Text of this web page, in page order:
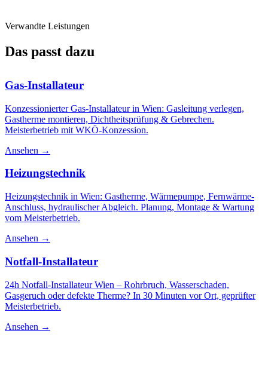
Verwandte Leistungen
Das passt dazu
Gas-Installateur
Konzessionierter Gas-Installateur in Wien: Gasleitung verlegen,
Gastherme montieren, Dichtheitsprüfung & Gebrechen.
Meisterbetrieb mit WKÖ-Konzession.
Ansehen →
Heizungstechnik
Heizungstechnik in Wien: Gastherme, Wärmepumpe, Fernwärme-
Anschluss, hydraulischer Abgleich. Planung, Montage & Wartung
vom Meisterbetrieb.
Ansehen →
Notfall-Installateur
24h Notfall-Installateur Wien – Rohrbruch, Wasserschaden,
Gasgeruch oder defekte Therme? In 30 Minuten vor Ort, geprüfter
Meisterbetrieb.
Ansehen →